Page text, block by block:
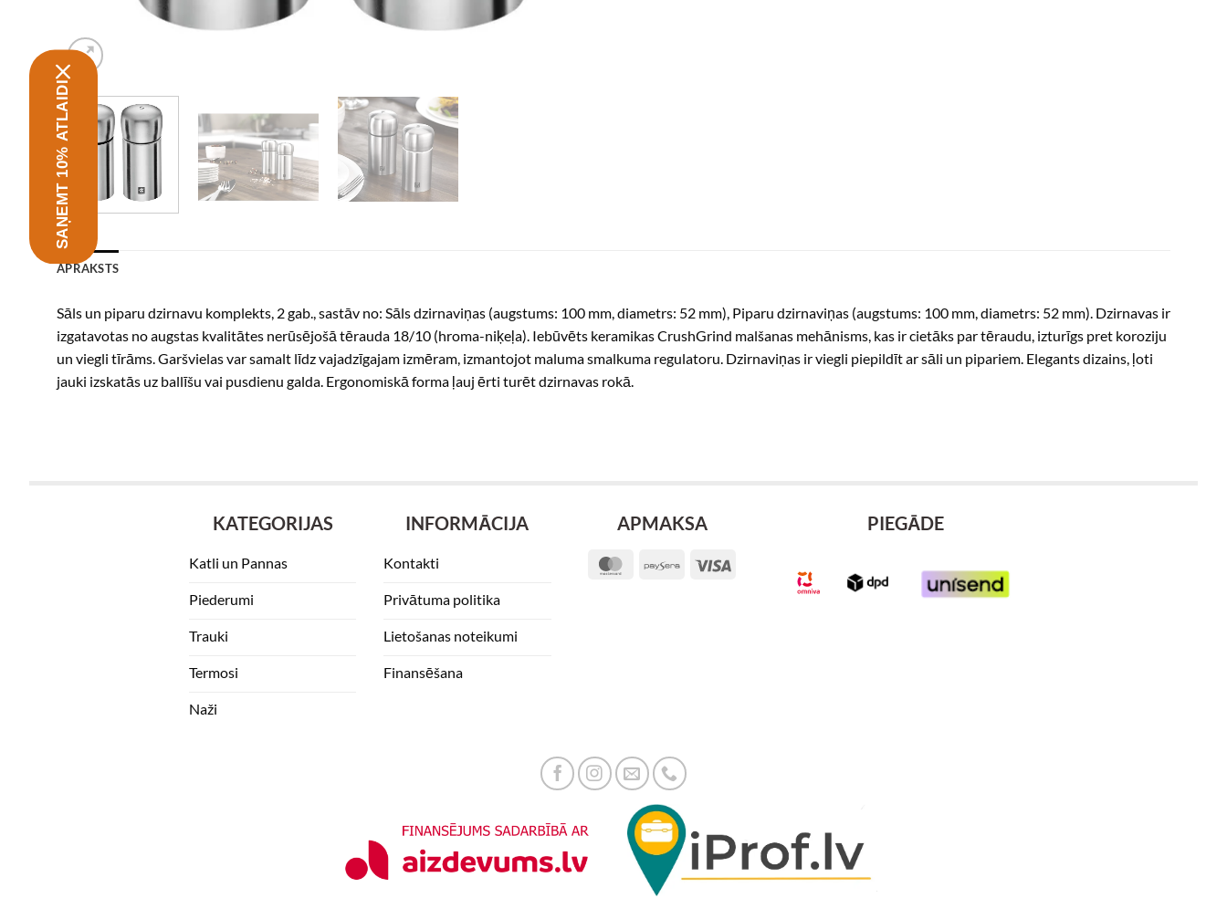
APRAKSTS
Sāls un piparu dzirnavu komplekts, 2 gab., sastāv no: Sāls dzirnaviņas (augstums: 100 mm, diametrs: 52 mm), Piparu dzirnaviņas (augstums: 100 mm, diametrs: 52 mm). Dzirnavas ir
izgatavotas no augstas kvalitātes nerūsējošā tērauda 18/10 (hroma-niķeļa). Iebūvēts keramikas CrushGrind malšanas mehānisms, kas ir cietāks par tēraudu, izturīgs pret koroziju
un viegli tīrāms. Garšvielas var samalt līdz vajadzīgajam izmēram, izmantojot maluma smalkuma regulatoru. Dzirnaviņas ir viegli piepildīt ar sāli un pipariem. Elegants dizains, ļoti
jauki izskatās uz ballīšu vai pusdienu galda. Ergonomiskā forma ļauj ērti turēt dzirnavas rokā.
KATEGORIJAS
Katli un Pannas
Piederumi
Trauki
Termosi
Naži
INFORMĀCIJA
Kontakti
Privātuma politika
Lietošanas noteikumi
Finansēšana
APMAKSA
MasterCardPaysera
PIEGĀDE
SAŅEMT 10% ATLAIDI